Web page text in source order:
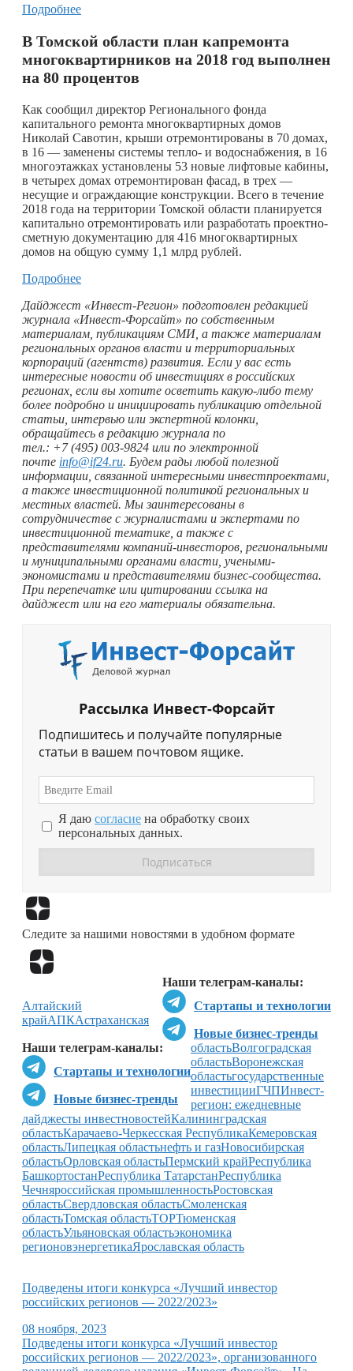
Подробнее
В Томской области план капремонта
многоквартирников на 2018 год выполнен
на 80 процентов
Как сообщил директор Регионального фонда
капитального ремонта многоквартирных домов
Николай Савотин, крыши отремонтированы в 70 домах,
в 16 — заменены системы тепло- и водоснабжения, в 16
многоэтажках установлены 53 новые лифтовые кабины,
в четырех домах отремонтирован фасад, в трех —
несущие и ограждающие конструкции. Всего в течение
2018 года на территории Томской области планируется
капитально отремонтировать или разработать проектно-
сметную документацию для 416 многоквартирных
домов на общую сумму 1,1 млрд рублей.
Подробнее
Дайджест «Инвест-Регион» подготовлен редакцией
журнала «Инвест-Форсайт» по собственным
материалам, публикациям СМИ, а также материалам
региональных органов власти и территориальных
корпораций (агентств) развития. Если у вас есть
интересные новости об инвестициях в российских
регионах, если вы хотите осветить какую-либо тему
более подробно и инициировать публикацию отдельной
статьи, интервью или экспертной колонки,
обращайтесь в редакцию журнала по
тел.: +7 (495) 003‑9824 или по электронной
почте info@if24.ru. Будем рады любой полезной
информации, связанной интересными инвестпроектами,
а также инвестиционной политикой региональных и
местных властей. Мы заинтересованы в
сотрудничестве с журналистами и экспертами по
инвестиционной тематике, а также с
представителями компаний-инвесторов, региональными
и муниципальными органами власти, учеными-
экономистами и представителями бизнес-сообщества.
При перепечатке или цитировании ссылка на
дайджест или на его материалы обязательна.
Рассылка Инвест-Форсайт
Подпишитесь и получайте популярные
статьи в вашем почтовом ящике.
Я даю согласие на обработку своих
персональных данных.
Следите за нашими новостями в удобном формате
Наши телеграм-каналы:
Стартапы и технологии
Новые бизнес-тренды
Наши телеграм-каналы:
Стартапы и технологии
Новые бизнес-тренды
Алтайский
крайАПКАстраханская
областьВолгоградская
областьВоронежская
областьгосударственные
инвестицииГЧПИнвест-
регион: ежедневные
дайджесты инвестновостейКалининградская
областьКарачаево-Черкесская РеспубликаКемеровская
областьЛипецкая областьнефть и газНовосибирская
областьОрловская областьПермский крайРеспублика
БашкортостанРеспублика ТатарстанРеспублика
Чечняроссийская промышленностьРостовская
областьСвердловская областьСмоленская
областьТомская областьТОРТюменская
областьУльяновская областьэкономика
регионовэнергетикаЯрославская область
Подведены итоги конкурса «Лучший инвестор
российских регионов — 2022/2023»
08 ноября, 2023
Подведены итоги конкурса «Лучший инвестор
российских регионов — 2022/2023», организованного